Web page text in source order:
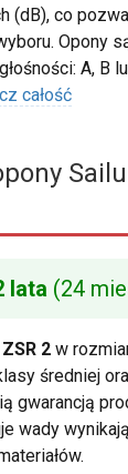
(dB), co
Opony
A, B
całość
lata (24
2w
średniej
gwarancją
wady